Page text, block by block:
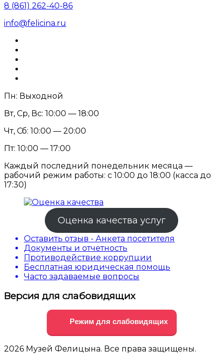
8 (861) 262-40-86
info@felicina.ru
Пн: Выходной
Вт, Ср, Вс: 10:00 — 18:00
Чт, Сб: 10:00 — 20:00
Пт: 10:00 — 17:00
Каждый последний понедельник месяца —
рабочий режим работы: с 10:00 до 18:00 (касса до
17:30)
Оценка качества услуг
Оставить отзыв - Анкета посетителя
Документы и отчетность
Противодействие коррупции
Бесплатная юридическая помощь
Часто задаваемые вопросы
Версия для слабовидящих
Режим для слабовидящих
2026 Музей Фелицына. Все права защищены.